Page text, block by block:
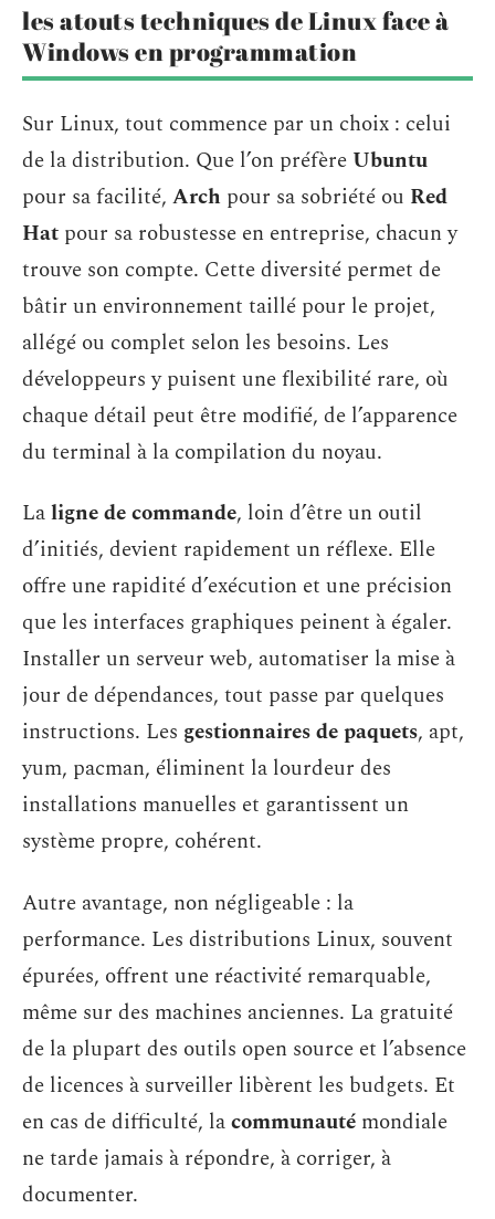
les atouts techniques de Linux face à
Windows en programmation
Sur Linux, tout commence par un choix : celui
de la distribution. Que l’on préfère Ubuntu
pour sa facilité, Arch pour sa sobriété ou Red
Hat pour sa robustesse en entreprise, chacun y
trouve son compte. Cette diversité permet de
bâtir un environnement taillé pour le projet,
allégé ou complet selon les besoins. Les
développeurs y puisent une flexibilité rare, où
chaque détail peut être modifié, de l’apparence
du terminal à la compilation du noyau.
Laligne de commande, loin d’être un outil
d’initiés, devient rapidement un réflexe. Elle
offre une rapidité d’exécution et une précision
que les interfaces graphiques peinent à égaler.
Installer un serveur web, automatiser la mise à
jour de dépendances, tout passe par quelques
instructions. Les gestionnaires de paquets, apt,
yum, pacman, éliminent la lourdeur des
installations manuelles et garantissent un
système propre, cohérent.
Autre avantage, non négligeable : la
performance. Les distributions Linux, souvent
épurées, offrent une réactivité remarquable,
même sur des machines anciennes. La gratuité
de la plupart des outils open source et l’absence
de licences à surveiller libèrent les budgets. Et
en cas de difficulté, lacommunauté mondiale
ne tarde jamais à répondre, à corriger, à
documenter.